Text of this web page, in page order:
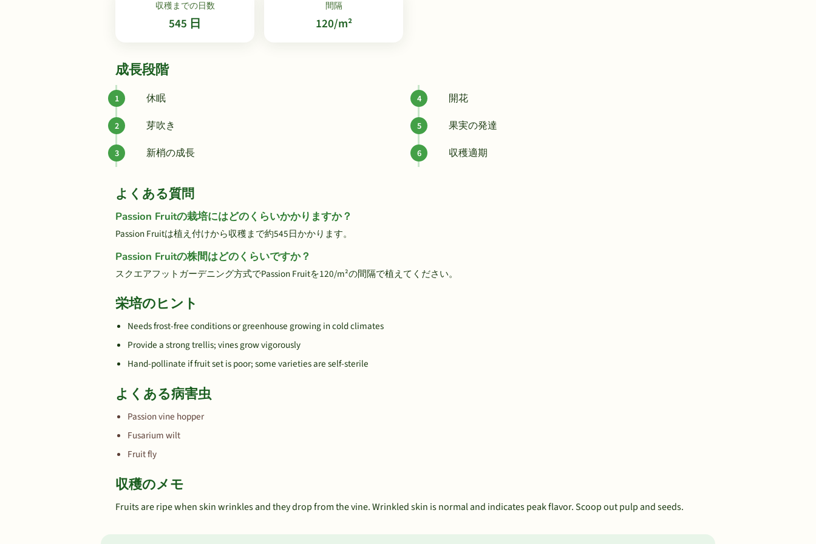
収穫までの日数
545 日
間隔
120/m²
成長段階
休眠
芽吹き
新梢の成長
開花
果実の発達
収穫適期
よくある質問
Passion Fruitの栽培にはどのくらいかかりますか？
Passion Fruitは植え付けから収穫まで約545日かかります。
Passion Fruitの株間はどのくらいですか？
スクエアフットガーデニング方式でPassion Fruitを120/m²の間隔で植えてください。
栄培のヒント
Needs frost-free conditions or greenhouse growing in cold climates
Provide a strong trellis; vines grow vigorously
Hand-pollinate if fruit set is poor; some varieties are self-sterile
よくある病害虫
Passion vine hopper
Fusarium wilt
Fruit fly
収穫のメモ
Fruits are ripe when skin wrinkles and they drop from the vine. Wrinkled skin is normal and indicates peak flavor. Scoop out pulp and seeds.